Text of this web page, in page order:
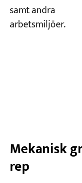
samt andra
arbetsmiljöer.
Mekanisk
rep